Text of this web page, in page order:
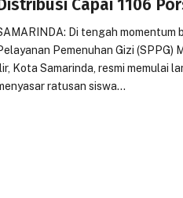
Capai 1106
Di tengah momentum
Pemenuhan Gizi (SPPG)
Ilir, Kota Samarinda, resmi memulai
ratusan siswa…